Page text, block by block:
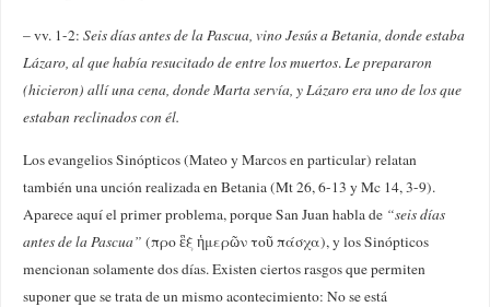
– vv. 1-2:Seis días antes de la Pascua, vino Jesús a Betania, donde estaba
Lázaro, al que había resucitado de entre los muertos.Le prepararon
(hicieron) allí una cena, donde Marta servía, y Lázaro era uno de los que
estaban reclinados con él.
Los evangelios Sinópticos (Mateo y Marcos en particular) relatan
también una unción realizada en Betania (Mt 26, 6-13 y Mc 14, 3-9).
Aparece aquí el primer problema, porque San Juan habla de “seis días
antes de la Pascua” (προ ἓξ ἡμερῶν τοῦ πάσχα), y los Sinópticos
mencionan solamente dos días. Existen ciertos rasgos que permiten
suponer que se trata de un mismo acontecimiento: No se está